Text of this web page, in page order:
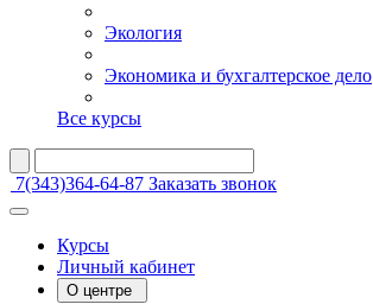
Экология
Экономика и бухгалтерское дело
Все курсы
7(343)364-64-87 Заказать звонок
Курсы
Личный кабинет
О центре